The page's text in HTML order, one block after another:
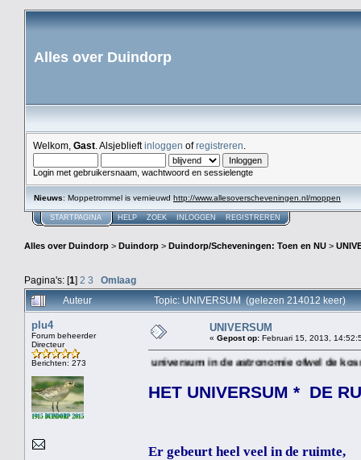
Alles over Duindorp
Welkom, Gast . Alsjeblieftinloggen ofregistreren
Login met gebruikersnaam, wachtwoord en sessielengte
Nieuws: Moppetrommel is vernieuwd http://www.allesoverscheveningen.nl/moppen
STARTPAGINA HELP ZOEK INLOGGEN REGISTREREN
Alles over Duindorp > Duindorp > Duindorp/Scheveningen: Toen en NU >
Pagina's: [1] 2 3
Omlaag
Auteur
Topic: UNIVERSUM (gelezen 214012 keer)
plu4
Forum beheerder
Directeur
Berichten: 273
UNIVERSUM
« Gepost op: Februari 15, 2013,
Het heelal of universum in de astronomie ofwel de kosmos in de
HET UNIVERSUM * DE
Er gebeurt heel veel in de ruimte,